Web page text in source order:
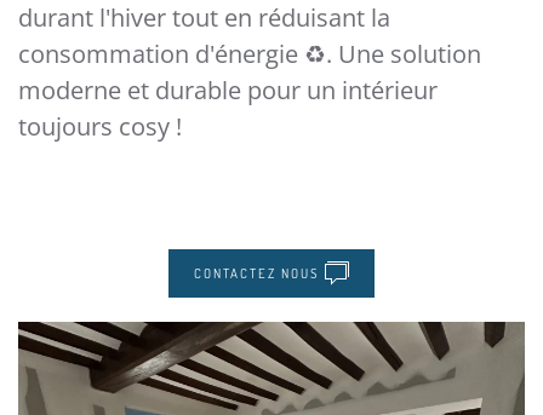
durant l'hiver tout en réduisant la
consommation d'énergie ♻️. Une solution
moderne et durable pour un intérieur
toujours cosy !
CONTACTEZ NOUS